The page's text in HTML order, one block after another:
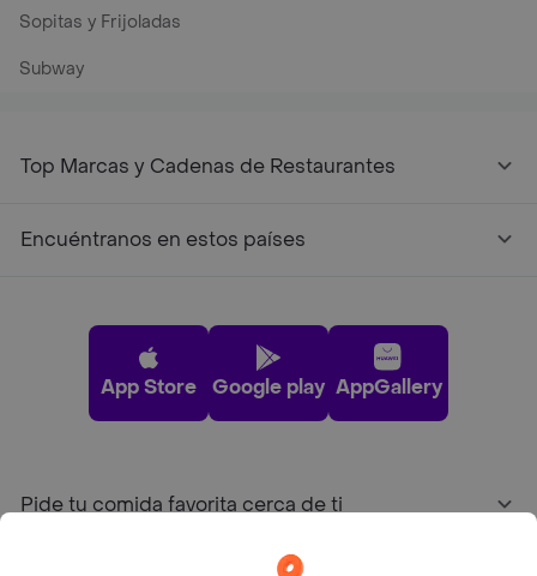
Sopitas y Frijoladas
Subway
Top Marcas y Cadenas de Restaurantes
Encuéntranos en estos países
App Store Google play AppGallery
Pide tu comida favorita cerca de ti